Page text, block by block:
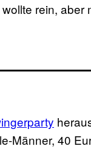
rein, aber
Männer, 40